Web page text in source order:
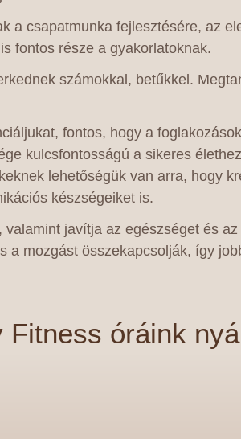
a csapatmunka fejlesztésére, az
fontos része a gyakorlatoknak.
számokkal, betűkkel.
fontos, hogy a
kulcsfontosságú a sikeres
lehetőségük van arra, hogy
készségeiket is.
javítja az egészséget és
a mozgást összekapcsolják, így
Fitness óráink